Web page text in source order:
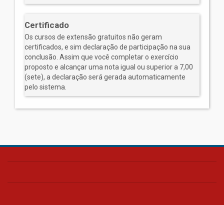
Certificado
Os cursos de extensão gratuitos não geram
certificados, e sim declaração de participação na sua
conclusão. Assim que você completar o exercício
proposto e alcançar uma nota igual ou superior a 7,00
(sete), a declaração será gerada automaticamente
pelo sistema.